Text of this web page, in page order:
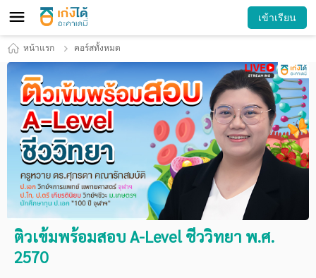
เข้าเรียน
หน้าแรก คอร์สทั้งหมด
ติวเข้มพร้อมสอบ A-Level ชีววิทยา พ.ศ.
2570